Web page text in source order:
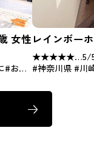
女性
#お引
けま
簡単に
★★★★★…5/
#神奈川県 #川
Q.また当店（
か？今回の担
の理由は・・・
A.県内での引